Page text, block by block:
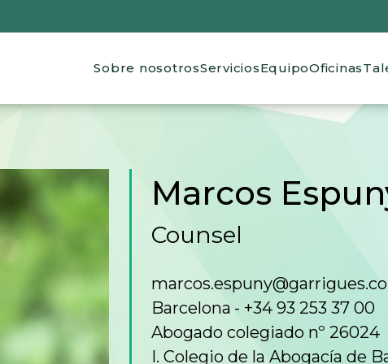
Main navigation
Sobre nosotrosServiciosEquipoOficinas
ayuda a la navegación
Marcos
Counsel
Barcelona
+34 93 253 37 00
Abogado colegiado nº 26024
I. Colegio de la Abogacía de